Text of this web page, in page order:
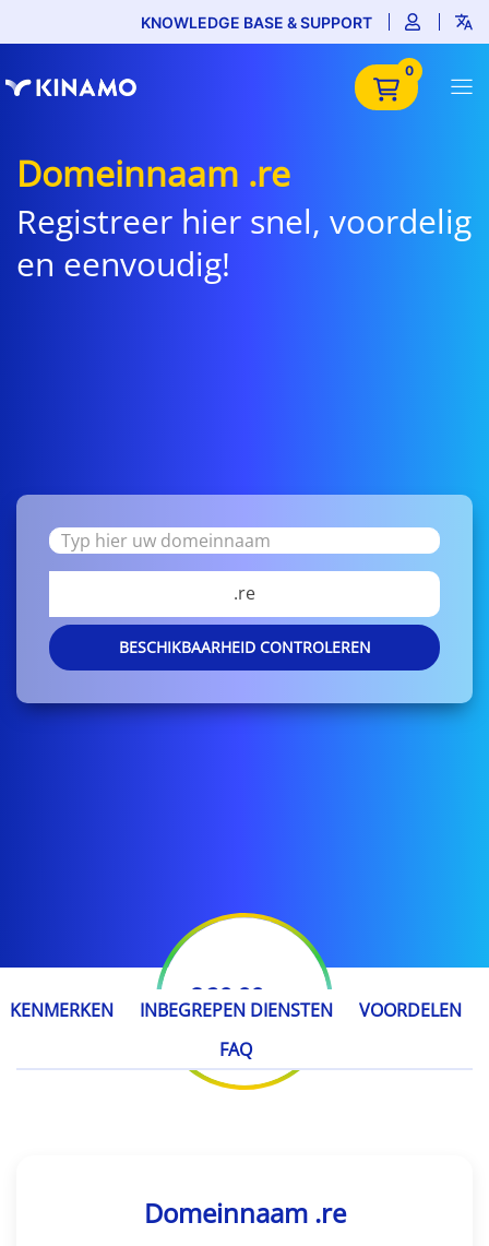
KNOWLEDGE BASE & SUPPORT
0
Domeinnaam .re
Registreer hier snel, voordelig
en eenvoudig!
.re
BESCHIKBAARHEID CONTROLEREN
€ 29,99 / jaar
KENMERKEN INBEGREPEN DIENSTEN
VOORDELEN
FAQ
Domeinnaam .re